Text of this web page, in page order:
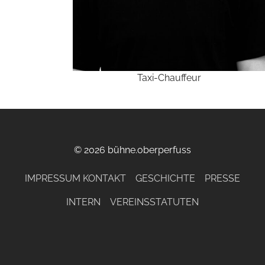
Taxi-Chauffeur
© 2026 bühne.oberperfuss
IMPRESSUM KONTAKT GESCHICHTE PRESSE
INTERN VEREINSSTATUTEN